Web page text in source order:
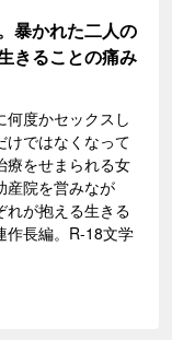
暴かれた二人の
きることの痛み
度かセックスし
けではなくなって
をせまられる女
産院を営みなが
れが抱える生きる
作長編。R-18文学